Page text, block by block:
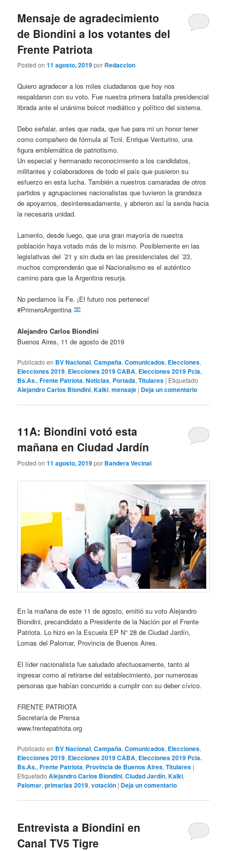
Mensaje de agradecimiento
de Biondini a los votantes del
Frente Patriota
Posted on11 agosto, 2019por Redaccion
Quiero agradecer a los miles ciudadanos que hoy nos
respaldaron con su voto. Fue nuestra primera batalla presidencial
librada ante el unánime boicot mediático y político del sistema.
Debo señalar, antes que nada, que fue para mi un honor tener
como compañero de fórmula al Tcnl. Enrique Venturino, una
figura emblemática de patriotismo.
Un especial y hermanado reconocimiento a los candidatos,
militantes y colaboradores de todo el país que pusieron su
esfuerzo en esta lucha. También a nuestros camaradas de otros
partidos y agrupaciones nacionalistas que tuvieron la grandeza
de apoyarnos, desinteresadamente, y abrieron así la senda hacia
la necesaria unidad.
Lamento, desde luego, que una gran mayoría de nuestra
población haya votado más de lo mismo. Posiblemente en las
legislativas del ´21 y sin duda en las presidenciales del ´23,
muchos comprenderán que el Nacionalismo es el auténtico
camino para que la Argentina resurja.
No perdamos la Fe. ¡El futuro nos pertenece!
#PrimeroArgentina
Alejandro Carlos Biondini
Buenos Aires, 11 de agosto de 2019
Publicado en BV Nacional,Campaña,Comunicados, Elecciones,
Elecciones 2019, Elecciones 2019 CABA, Elecciones 2019 Pcia.
Bs.As.,Frente Patriota,Noticias, Portada,Titulares | Etiquetado
Alejandro Carlos Biondini,Kalki,mensaje | Deja un comentario
11A: Biondini votó esta
mañana en Ciudad Jardín
Posted on11 agosto, 2019por Bandera Vecinal
En la mañana de este 11 de agosto, emitió su voto Alejandro
Biondini, precandidato a Presidente de la Nación por el Frente
Patriota. Lo hizo en la Escuela EP N° 28 de Ciudad Jardín,
Lomas del Palomar, Provincia de Buenos Aires.
El líder nacionalista fue saludado afectuosamente, tanto al
ingresar como al retirarse del establecimiento, por numerosas
personas que habían concurrido a cumplir con su deber cívico.
FRENTE PATRIOTA
Secretaría de Prensa
www.frentepatriota.org
Publicado en BV Nacional,Campaña,Comunicados, Elecciones,
Elecciones 2019, Elecciones 2019 CABA, Elecciones 2019 Pcia.
Bs.As.,Frente Patriota, Provincia de Buenos Aires,Titulares |
Etiquetado Alejandro Carlos Biondini,Ciudad Jardín,Kalki,
Palomar,primarias 2019,votación | Deja un comentario
Entrevista a Biondini en
Canal TV5 Tigre